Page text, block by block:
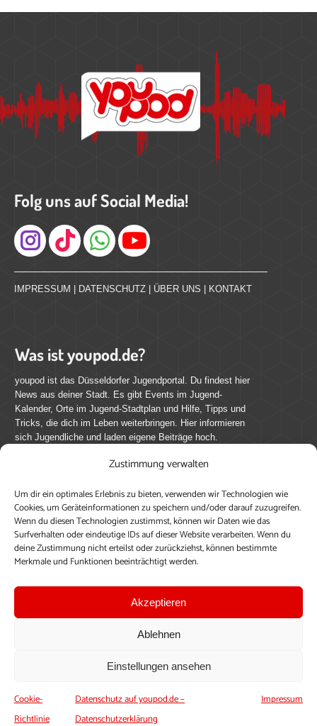
Zustimmung verwalten
Um dir ein optimales Erlebnis zu bieten, verwenden wir Technologien wie
Cookies, um Geräteinformationen zu speichern und/oder darauf zuzugreifen.
Wenn du diesen Technologien zustimmst, können wir Daten wie das
Surfverhalten oder eindeutige IDs auf dieser Website verarbeiten. Wenn du
deine Zustimmung nicht erteilst oder zurückziehst, können bestimmte
Merkmale und Funktionen beeinträchtigt werden.
Akzeptieren
Ablehnen
Einstellungen ansehen
Cookie-
Richtlinie
Datenschutz auf youpod.de –
Datenschutzerklärung
Impressum
Folg uns auf Social Media!
Instagram
IMPRESSUM DATENSCHUTZ ÜBER UNS KONTAKT
Was ist youpod.de?
youpod ist das Düsseldorfer Jugendportal. Du findest hier
News aus deiner Stadt. Es gibt Events im Jugend-
Kalender, Orte im Jugend-Stadtplan und Hilfe, Tipps und
Tricks, die dich im Leben weiterbringen. Hier informieren
sich Jugendliche und laden eigene Beiträge hoch.
youpod.de lebt von Menschen wie dir. Sammel
journalistische Erfahrung, teile deine Perspektive und
veröffentliche deine Beiträge auf youpod.de.Du musst
dich anmelden, um alle Funktionen nutzen zu können, ein
Profil anzulegen, eigene Beiträge hochzuladen und zu
Einloggen